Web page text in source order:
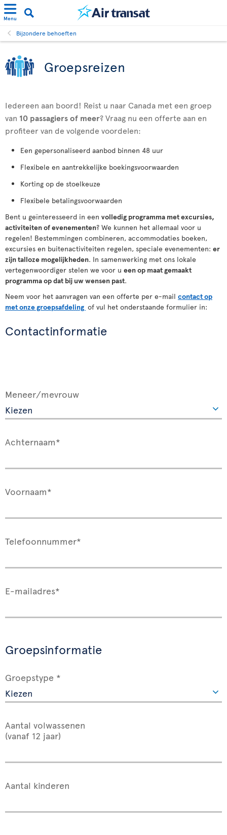
Menu
Bijzondere behoeften
Groepsreizen
Iedereen aan boord! Reist u naar Canada met een groep
van 10 passagiersof meer? Vraag nu een offerte aan en
profiteer van de volgende voordelen:
Een gepersonaliseerd aanbod binnen 48 uur
Flexibele en aantrekkelijke boekingsvoorwaarden
Korting op de stoelkeuze
Flexibele betalingsvoorwaarden
Bent u geïnteresseerd in een volledig programma met excursies,
activiteitenofevenementen? We kunnen het allemaal voor u
regelen! Bestemmingen combineren, accommodaties boeken,
excursies en buitenactiviteiten regelen, speciale evenementen: er
zijn talloze mogelijkheden. In samenwerking met ons lokale
vertegenwoordiger stelen we voor u een op maat gemaakt
programma op dat bij uw wensen past.
Neem voor het aanvragen van een offerte per e-mail contact op
met onze groepsafdeling of vul het onderstaande formulier in:
Contactinformatie
Meneer/mevrouw
Achternaam*
Voornaam*
Telefoonnummer*
E-mailadres*
Groepsinformatie
Groepstype *
Aantal volwassenen
(vanaf 12 jaar)
Aantal kinderen